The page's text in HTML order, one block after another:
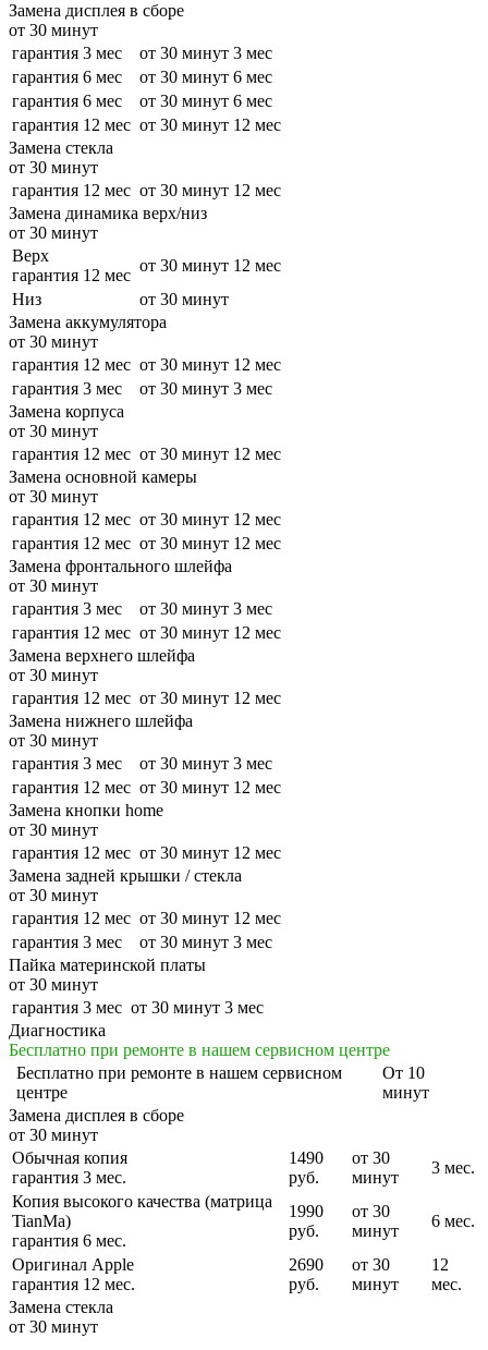
Замена дисплея в сборе
от 30 минут
гарантия 3 мес
от 30 минут 3 мес
гарантия 6 мес
от 30 минут 6 мес
гарантия 6 мес
от 30 минут 6 мес
гарантия 12 мес от 30 минут 12 мес
Замена стекла
от 30 минут
гарантия 12 мес от 30 минут 12 мес
Замена динамика верх/низ
от 30 минут
Верх
гарантия 12 мес
от 30 минут 12 мес
Низ
от 30 минут
Замена аккумулятора
от 30 минут
гарантия 12 мес от 30 минут 12 мес
гарантия 3 мес
от 30 минут 3 мес
Замена корпуса
от 30 минут
гарантия 12 мес от 30 минут 12 мес
Замена основной камеры
от 30 минут
гарантия 12 мес от 30 минут 12 мес
гарантия 12 мес от 30 минут 12 мес
Замена фронтального шлейфа
от 30 минут
гарантия 3 мес
от 30 минут 3 мес
гарантия 12 мес от 30 минут 12 мес
Замена верхнего шлейфа
от 30 минут
гарантия 12 мес от 30 минут 12 мес
Замена нижнего шлейфа
от 30 минут
гарантия 3 мес
от 30 минут 3 мес
гарантия 12 мес от 30 минут 12 мес
Замена кнопки home
от 30 минут
гарантия 12 мес от 30 минут 12 мес
Замена задней крышки / стекла
от 30 минут
гарантия 12 мес от 30 минут 12 мес
гарантия 3 мес
от 30 минут 3 мес
Пайка материнской платы
от 30 минут
гарантия 3 мес от 30 минут 3 мес
Диагностика
Бесплатно при ремонте в нашем сервисном центре
Бесплатно при ремонте в нашем сервисном
центре
От 10
минут
Замена дисплея в сборе
от 30 минут
Обычная копия
гарантия 3 мес.
1490
руб.
от 30
минут
3 мес.
Копия высокого качества (матрица
TianMa)
гарантия 6 мес.
1990
руб.
от 30
минут
6 мес.
Оригинал Apple
гарантия 12 мес.
2690
руб.
от 30
минут
12
мес.
Замена стекла
от 30 минут